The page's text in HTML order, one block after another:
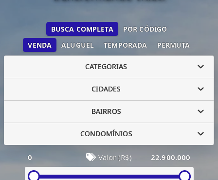
VENDA ALUGUEL TEMPORADA PERMUTA
BUSCA COMPLETA POR CÓDIGO
CATEGORIAS
CIDADES
BAIRROS
CONDOMÍNIOS
0 Valor (R$) 22.900.000